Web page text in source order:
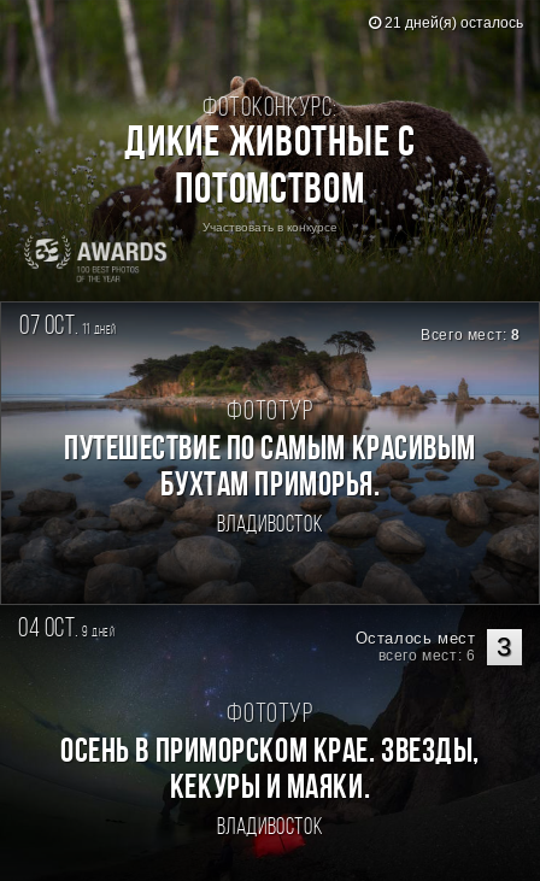
Фотоконкурс:
Дикие животные с
потомством
Участвовать в конкурсе
21 дней(я) осталось
07 oct. 11 дней Всего мест:8
Фототур
ПУТЕШЕСТВИЕ ПО САМЫМ КРАСИВЫМ
БУХТАМ ПРИМОРЬЯ.
Владивосток
04 oct. 9 дней 3
Осталось мест
всего мест: 6
Фототур
Осень в Приморском Крае. Звезды,
кекуры и маяки.
Владивосток